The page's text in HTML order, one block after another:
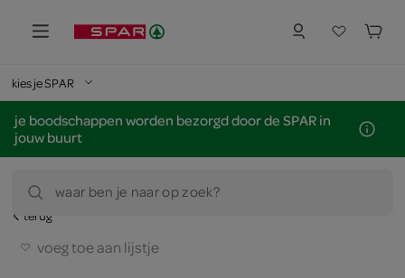
kies je SPAR
je boodschappen worden bezorgd door de SPAR in
jouw buurt
waar ben je naar op zoek?
terug
voeg toe aan lijstje